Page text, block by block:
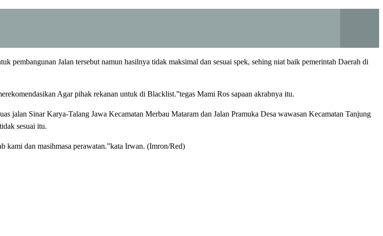
pembangunan Jalan tersebut namun hasilnya tidak maksimal dan sesuai spek, sehing niat baik pemerintah Daerah di
Agar pihak rekanan untuk di Blacklist.”tegas Mami Ros sapaan akrabnya itu.
jalan Sinar Karya-Talang Jawa Kecamatan Merbau Mataram dan Jalan Pramuka Desa wawasan Kecamatan Tanjung
sesuai itu.
kami dan masihmasa perawatan.”kata Irwan. (Imron/Red)